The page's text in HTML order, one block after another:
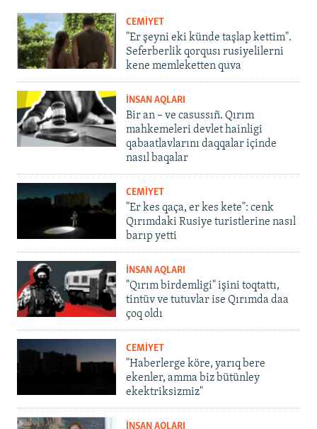
CEMİYET
"Er şeyni eki künde taşlap kettim".
Seferberlik qorqusı rusiyelilerni
kene memleketten quva
İNSAN AQLARI
Bir an – ve casussıñ. Qırım
mahkemeleri devlet hainligi
qabaatlavlarını daqqalar içinde
nasıl baqalar
CEMİYET
"Er kes qaça, er kes kete": cenk
Qırımdaki Rusiye turistlerine nasıl
barıp yetti
İNSAN AQLARI
"Qırım birdemligi" işini toqtattı,
tintüv ve tutuvlar ise Qırımda daa
çoq oldı
CEMİYET
"Haberlerge köre, yarıq bere
ekenler, amma biz bütünley
ekektriksizmiz"
İNSAN AQLARI